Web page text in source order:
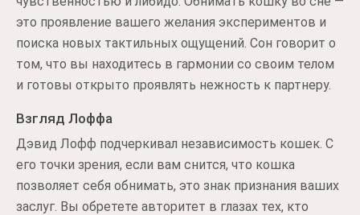
это проявление вашего желания экспериментов и
поиска новых тактильных ощущений. Сон говорит о
том, что вы находитесь в гармонии со своим телом
и готовы открыто проявлять нежность к партнеру.
Взгляд Лоффа
Дэвид Лофф подчеркивал независимость кошек. С
его точки зрения, если вам снится, что кошка
позволяет себя обнимать, это знак признания ваших
заслуг. Вы обретете авторитет в глазах тех, кто